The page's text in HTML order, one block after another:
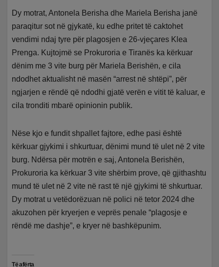
Dy motrat, Antonela Berisha dhe Mariela Berisha janë
paraqitur sot në gjykatë, ku edhe pritet të caktohet
vendimi ndaj tyre për plagosjen e 26-vjeçares Klea
Prenga. Kujtojmë se Prokuroria e Tiranës ka kërkuar
dënim me 3 vite burg për Mariela Berishën, e cila
ndodhet aktualisht në masën “arrest në shtëpi”, për
ngjarjen e rëndë që ndodhi gjatë verën e vitit të kaluar, e
cila tronditi mbarë opinionin publik.
Nëse kjo e fundit shpallet fajtore, edhe pasi është
kërkuar gjykimi i shkurtuar, dënimi mund të ulet në 2 vite
burg. Ndërsa për motrën e saj, Antonela Berishën,
Prokuroria ka kërkuar 3 vite shërbim prove, që gjithashtu
mund të ulet në 2 vite në rast të një gjykimi të shkurtuar.
Dy motrat u vetëdorëzuan në polici në tetor 2024 dhe
akuzohen për kryerjen e veprës penale “plagosje e
rëndë me dashje”, e kryer në bashkëpunim.
Të afërta